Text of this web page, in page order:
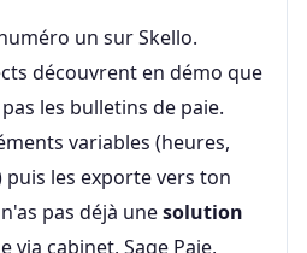
un sur Skello.
découvrent en démo que
les bulletins de paie.
variables (heures,
les exporte vers ton
pas déjà unesolution
via cabinet, Sage Paie,